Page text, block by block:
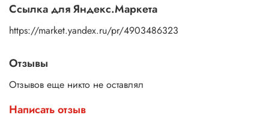
Ссылка для Яндекс.Маркета
https://market.yandex.ru/pr/4903486323
Отзывы
Отзывов еще никто не оставлял
Написать отзыв